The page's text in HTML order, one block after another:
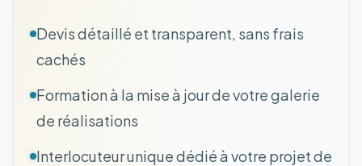
Devis détaillé et transparent, sans frais
cachés
Formation à la mise à jour de votre galerie
de réalisations
Interlocuteur unique dédié à votre projet de